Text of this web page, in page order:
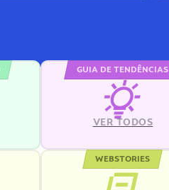
GUIA DE TENDÊNCIAS
VER TODOS
WEBSTORIES